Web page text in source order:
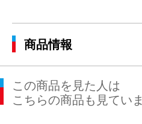
商品情報
この商品を見た人は
こちらの商品も見てい